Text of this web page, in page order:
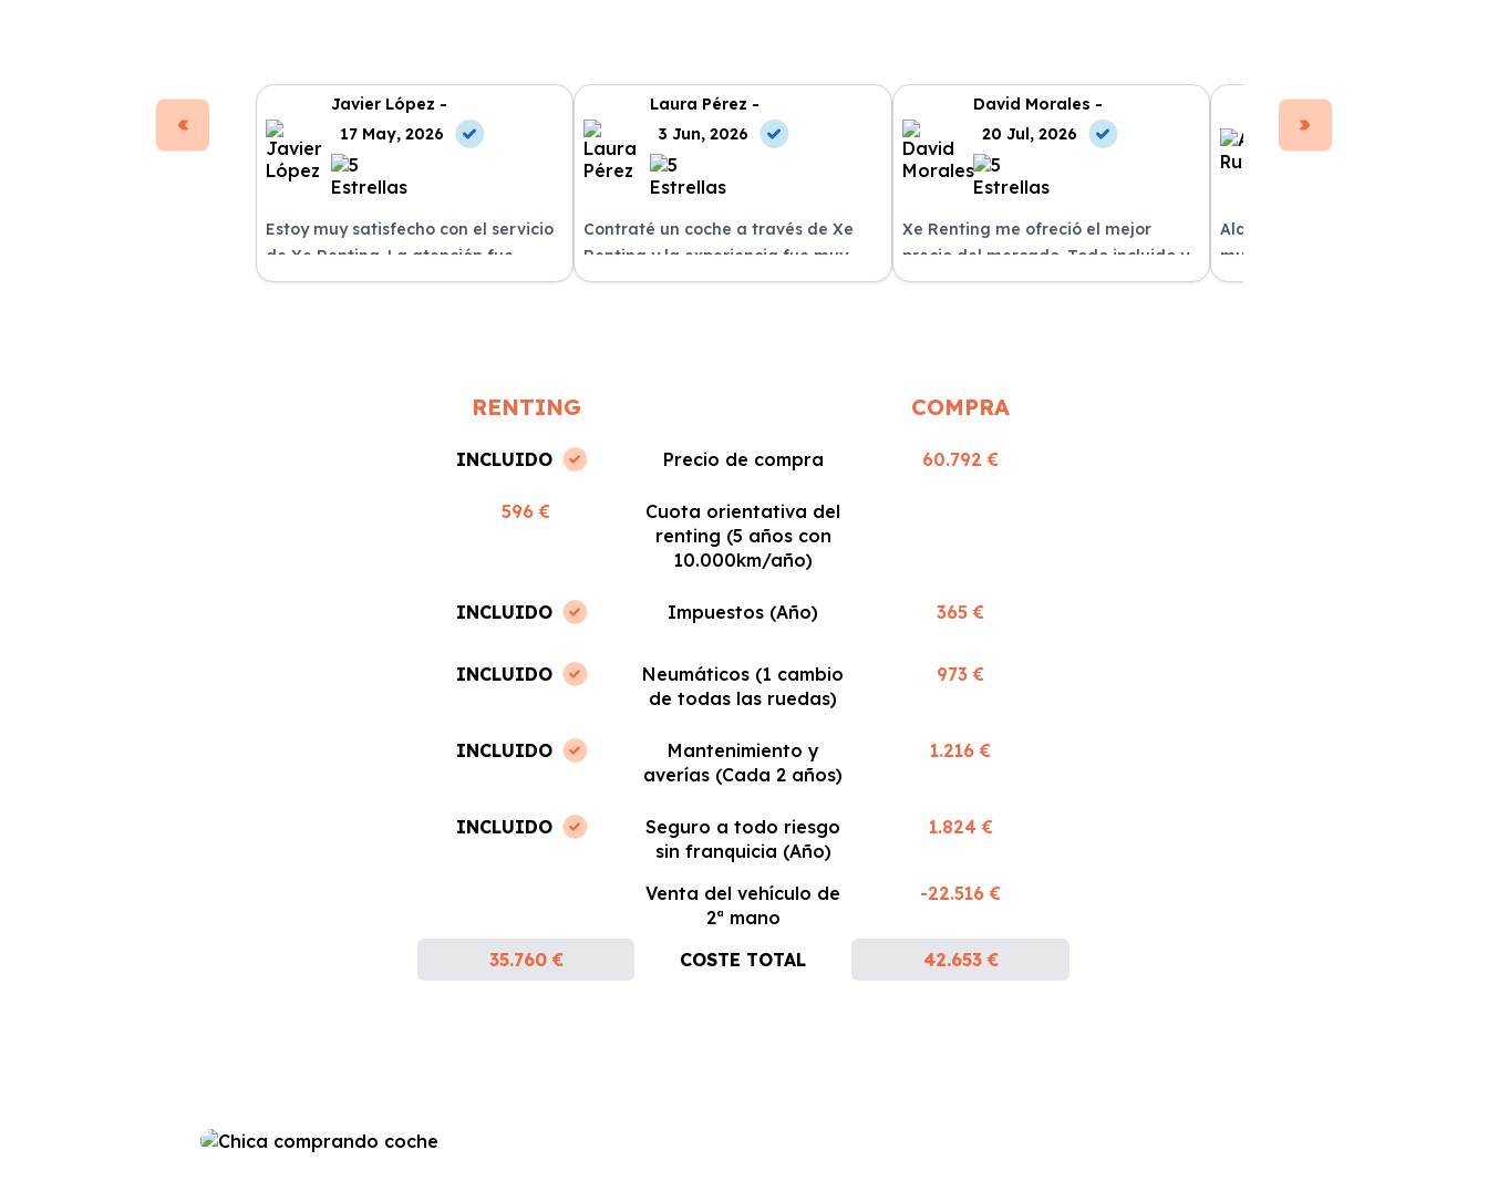
Javier López -
17 May, 2026
Estoy muy satisfecho con el servicio
de Xe Renting. La atención fue
excelente y el coche llegó en
Laura Pérez -
3 Jun, 2026
Contraté un coche a través de Xe
Renting y la experiencia fue muy
positiva. Fácil y rápido, ¡los
David Morales -
20 Jul, 2026
Xe Renting me ofreció el mejor
precio del mercado. Todo incluido y
sin sorpresas. ¡Excelente servicio!
Ana Ruiz -
10 Jun, 2026
Alquilar un coche con Xe
muy sencillo. Tienen una gran
variedad y el trato fue
RENTING COMPRA
INCLUIDO Precio de compra 60.792 €
596 €
Cuota orientativa del
renting (5 años con
10.000km/año)
INCLUIDO Impuestos (Año) 365 €
INCLUIDO
Neumáticos (1 cambio
de todas las ruedas)
973 €
INCLUIDO
Mantenimiento y
averías (Cada 2 años)
1.216 €
INCLUIDO
Seguro a todo riesgo
sin franquicia (Año)
1.824 €
Venta del vehículo de
2ª mano
-22.516 €
35.760 € COSTE TOTAL 42.653 €